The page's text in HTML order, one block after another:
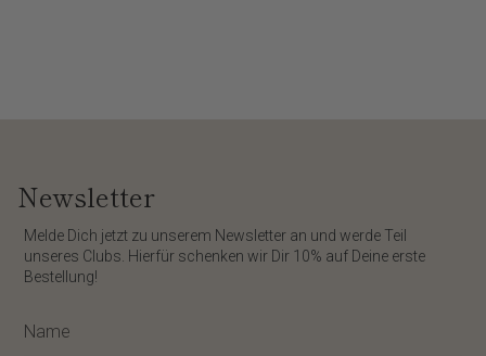
Newsletter
​Melde Dich jetzt zu unserem Newsletter an und werde Teil
unseres Clubs. Hierfür schenken wir Dir 10% auf Deine erste
Bestellung!